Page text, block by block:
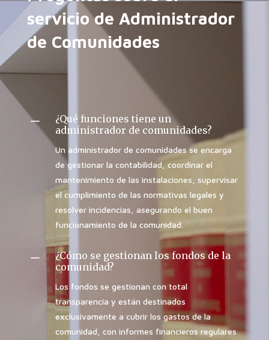
servicio de Administrador
de Comunidades
K
¿Qué funciones tiene un
administrador de comunidades?
Un administrador de comunidades se encarga
de gestionar la contabilidad, coordinar el
mantenimiento de las instalaciones, supervisar
el cumplimiento de las normativas legales y
resolver incidencias, asegurando el buen
funcionamiento de la comunidad.
K
¿Cómo se gestionan los fondos de la
comunidad?
Los fondos se gestionan con total
transparencia y están destinados
exclusivamente a cubrir los gastos de la
comunidad, con informes financieros regulares